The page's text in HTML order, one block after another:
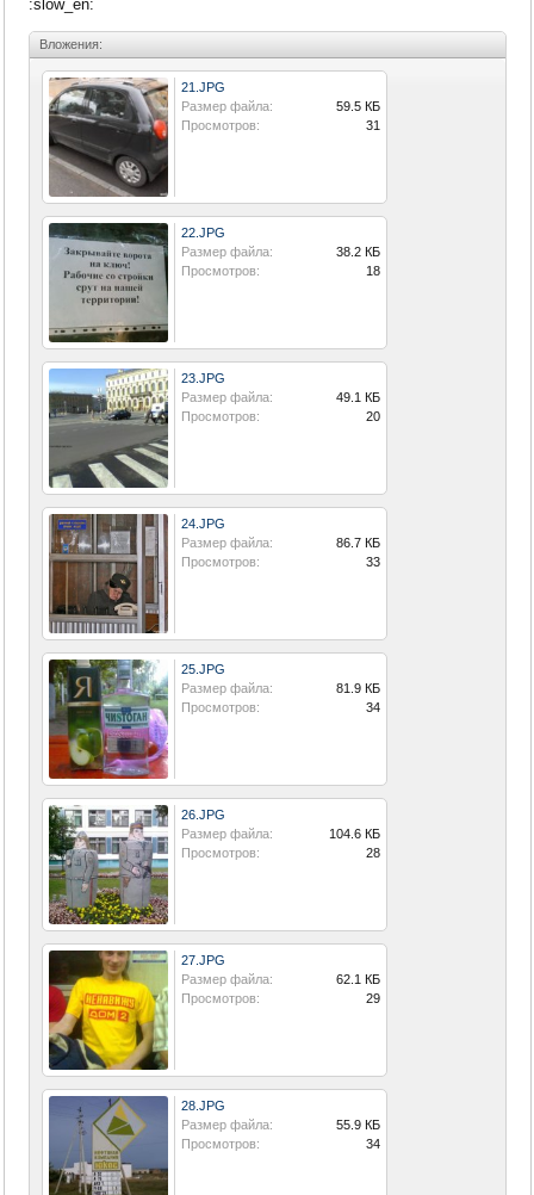
:slow_en:
Вложения:
21.JPG
Размер файла:
59.5 КБ
Просмотров:
31
22.JPG
Размер файла:
38.2 КБ
Просмотров:
18
23.JPG
Размер файла:
49.1 КБ
Просмотров:
20
24.JPG
Размер файла:
86.7 КБ
Просмотров:
33
25.JPG
Размер файла:
81.9 КБ
Просмотров:
34
26.JPG
Размер файла:
104.6 КБ
Просмотров:
28
27.JPG
Размер файла:
62.1 КБ
Просмотров:
29
28.JPG
Размер файла:
55.9 КБ
Просмотров:
34